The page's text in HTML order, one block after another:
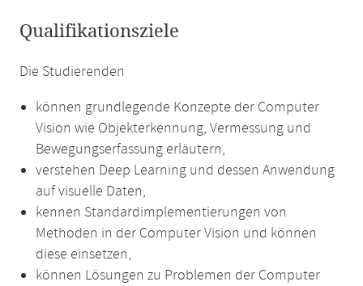
Qualifikationsziele
Die Studierenden
können grundlegende Konzepte der Computer
Vision wie Objekterkennung, Vermessung und
Bewegungserfassung erläutern,
verstehen Deep Learning und dessen Anwendung
auf visuelle Daten,
kennen Standardimplementierungen von
Methoden in der Computer Vision und können
diese einsetzen,
können Lösungen zu Problemen der Computer